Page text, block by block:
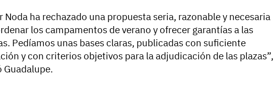
Noda ha rechazado una propuesta seria, razonable y necesaria
los campamentos de verano y ofrecer garantías a las
Pedíamos unas bases claras, publicadas con suficiente
y con criterios objetivos para la adjudicación de las plazas”,
Guadalupe.